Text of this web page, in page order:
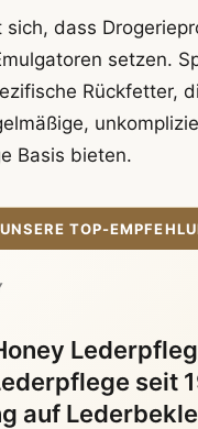
dass
setzen.
Rückfetter,
Basis bieten.
UNSERE TOP-
seit
auf